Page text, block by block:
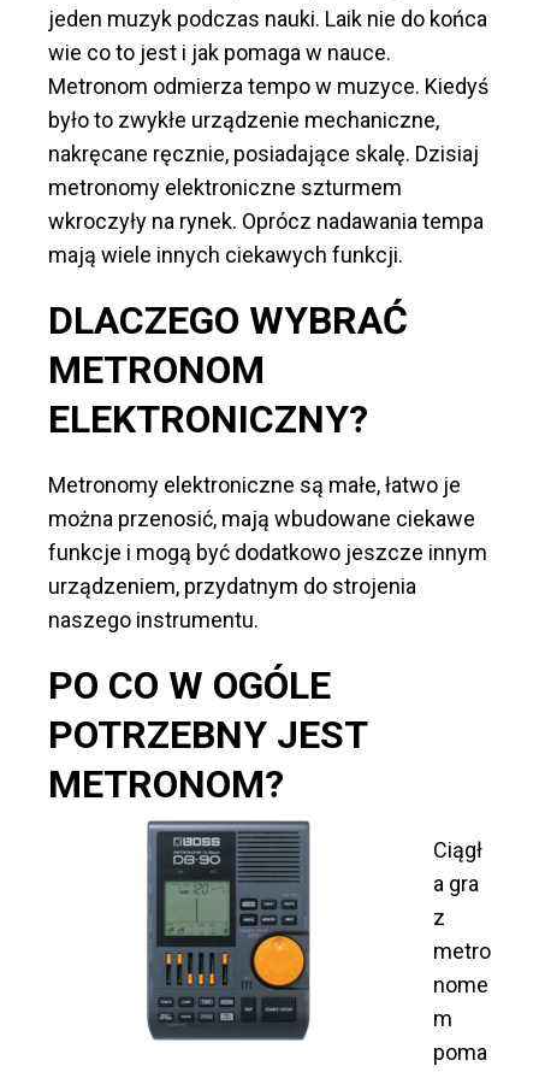
jeden muzyk podczas nauki. Laik nie do końca
wie co to jest i jak pomaga w nauce.
Metronom odmierza tempo w muzyce. Kiedyś
było to zwykłe urządzenie mechaniczne,
nakręcane ręcznie, posiadające skalę. Dzisiaj
metronomy elektroniczne szturmem
wkroczyły na rynek. Oprócz nadawania tempa
mają wiele innych ciekawych funkcji.
DLACZEGO WYBRAĆ
METRONOM
ELEKTRONICZNY?
Metronomy elektroniczne są małe, łatwo je
można przenosić, mają wbudowane ciekawe
funkcje i mogą być dodatkowo jeszcze innym
urządzeniem, przydatnym do strojenia
naszego instrumentu.
PO CO W OGÓLE
POTRZEBNY JEST
METRONOM?
Ciągł
a gra
z
metro
nome
m
poma